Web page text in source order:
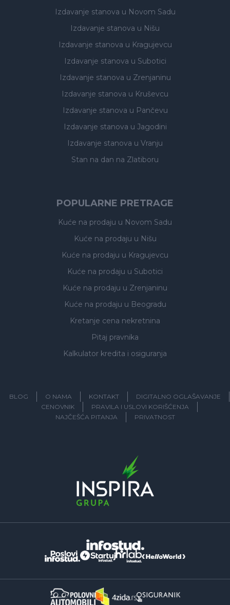
Izdavanje stanova u Novom Sadu
Izdavanje stanova u Nišu
Izdavanje stanova u Kragujevcu
Izdavanje stanova u Subotici
Izdavanje stanova u Zrenjaninu
Izdavanje stanova u Kruševcu
Izdavanje stanova u Pančevu
Izdavanje stanova u Jagodini
Izdavanje stanova u Vranju
Stan na dan na Zlatiboru
POPULARNE PRETRAGE
Kuće na prodaju u Novom Sadu
Kuće na prodaju u Nišu
Kuće na prodaju u Kragujevcu
Kuće na prodaju u Subotici
Kuće na prodaju u Zrenjaninu
Kuće na prodaju u Beogradu
Kretanje cena nekretnina
Pitaj pravnika
Kalkulator kredita i osiguranja
BLOG O NAMA KONTAKT
DIGITALNO OGLAŠAVANJE
CENOVNIK
PRAVILA I USLOVI KORIŠĆENJA
NAJČEŠĆA PITANJA
PRIVATNOST